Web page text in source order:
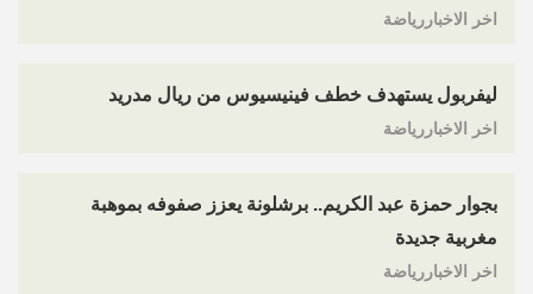
اخر الاخباررياضة
ليفربول يستهدف خطف فينيسيوس من ريال مدريد
اخر الاخباررياضة
بجوار حمزة عبد الكريم.. برشلونة يعزز صفوفه بموهبة
مغربية جديدة
اخر الاخباررياضة